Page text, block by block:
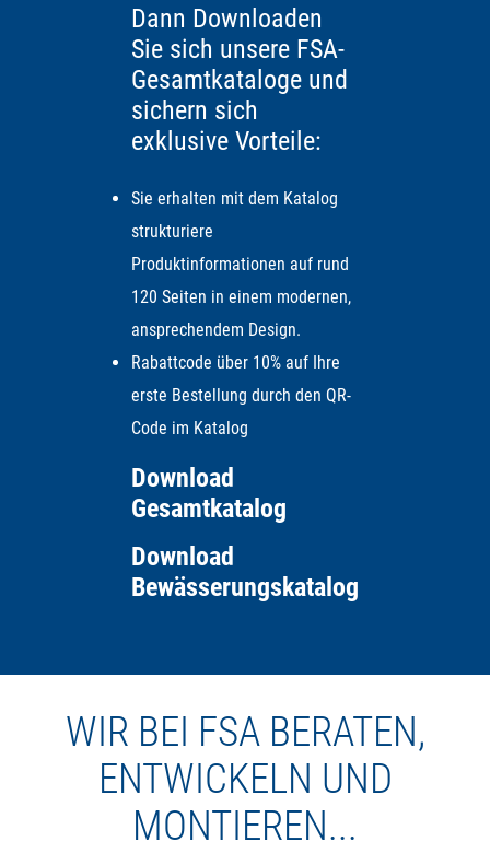
Dann Downloaden
Sie sich unsere FSA-
Gesamtkataloge und
sichern sich
exklusive Vorteile:
Sie erhalten mit dem Katalog
strukturiere
Produktinformationen auf rund
120 Seiten in einem modernen,
ansprechendem Design.
Rabattcode über 10% auf Ihre
erste Bestellung durch den QR-
Code im Katalog
Download
Gesamtkatalog
Download
Bewässerungskatalog
WIR BEI FSA BERATEN,
ENTWICKELN UND
MONTIEREN...